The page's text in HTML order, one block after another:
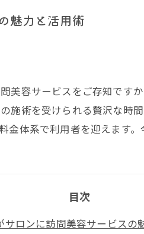
魅力と活用術
美容サービスをご存知です
施術を受けられる贅沢な時
金体系で利用者を迎えます
目次
サロンに訪問美容サービスの